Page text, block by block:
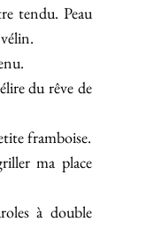
tendu. Peau
du rêve de
framboise.
ma place
à double